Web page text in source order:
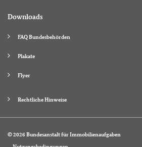
Downloads
FAQ Bundesbehörden
Plakate
Flyer
Rechtliche Hinweise
© 2026 Bundesanstalt für Immobilienaufgaben